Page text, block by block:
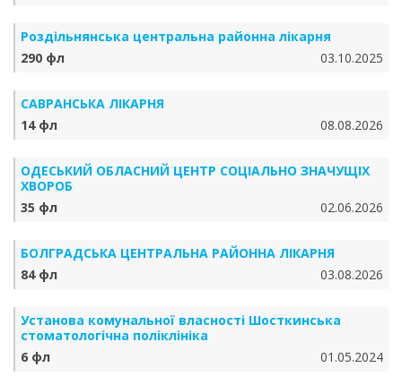
Роздільнянська центральна районна лікарня
290 фл
03.10.2025
САВРАНСЬКА ЛІКАРНЯ
14 фл
08.08.2026
ОДЕСЬКИЙ ОБЛАСНИЙ ЦЕНТР СОЦІАЛЬНО ЗНАЧУЩІХ
ХВОРОБ
35 фл
02.06.2026
БОЛГРАДСЬКА ЦЕНТРАЛЬНА РАЙОННА ЛІКАРНЯ
84 фл
03.08.2026
Установа комунальної власності Шосткинська
стоматологічна поліклініка
6 фл
01.05.2024